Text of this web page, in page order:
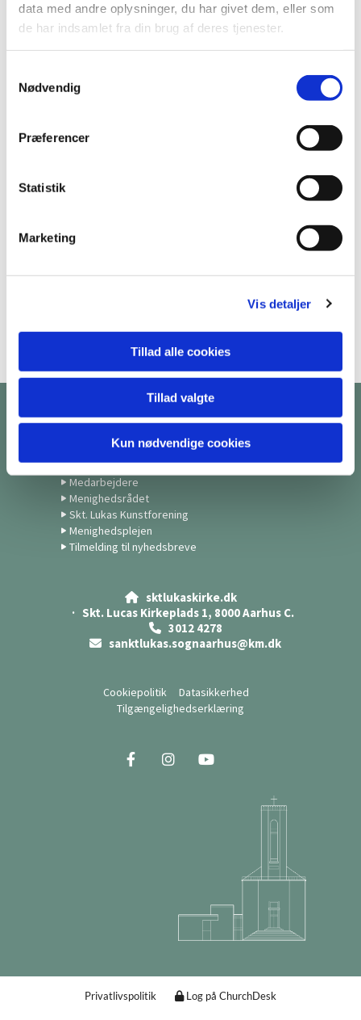
data med andre oplysninger, du har givet dem, eller som
de har indsamlet fra din brug af deres tjenester.
Nødvendig
Præferencer
Statistik
Marketing
Vis detaljer
Tillad alle cookies
Tillad valgte
Kun nødvendige cookies
Kontakt
Kirkekontor
Præster
Medarbejdere
Menighedsrådet
Skt. Lukas Kunstforening
Menighedsplejen
Tilmelding til nyhedsbreve
sktlukaskirke.dk
· Skt. Lucas Kirkeplads 1, 8000 Aarhus C.
3012 4278
 sanktlukas.sognaarhus@km.dk
Cookiepolitik
Datasikkerhed
Tilgængelighedserklæring
Privatlivspolitik Log på ChurchDesk